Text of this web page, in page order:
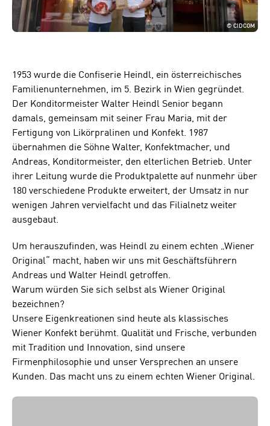
©CIDCOM
1953 wurde die Confiserie Heindl, ein österreichisches
Familienunternehmen, im 5. Bezirk in Wien gegründet.
Der Konditormeister Walter Heindl Senior begann
damals, gemeinsam mit seiner Frau Maria, mit der
Fertigung von Likörpralinen und Konfekt. 1987
übernahmen die Söhne Walter, Konfektmacher, und
Andreas, Konditormeister, den elterlichen Betrieb. Unter
ihrer Leitung wurde die Produktpalette auf nunmehr über
180 verschiedene Produkte erweitert, der Umsatz in nur
wenigen Jahren vervielfacht und das Filialnetz weiter
ausgebaut.
Um herauszufinden, was Heindl zu einem echten „Wiener
Original“ macht, haben wir uns mit Geschäftsführern
Andreas und Walter Heindl getroffen.
Warum würden Sie sich selbst als Wiener Original
bezeichnen?
Unsere Eigenkreationen sind heute als klassisches
Wiener Konfekt berühmt. Qualität und Frische, verbunden
mit Tradition und Innovation, sind unsere
Firmenphilosophie und unser Versprechen an unsere
Kunden. Das macht uns zu einem echten Wiener Original.